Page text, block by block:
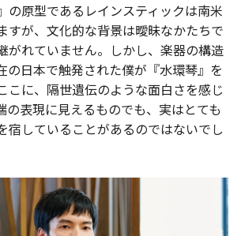
の原型であるレインスティックは南米
すが、文化的な背景は曖昧なかたちで
がれていません。しかし、楽器の構造
の日本で触発された僕が『水環琴』を
こに、隔世遺伝のような面白さを感じ
の表現に見えるものでも、実はとても
宿していることがあるのではないでし